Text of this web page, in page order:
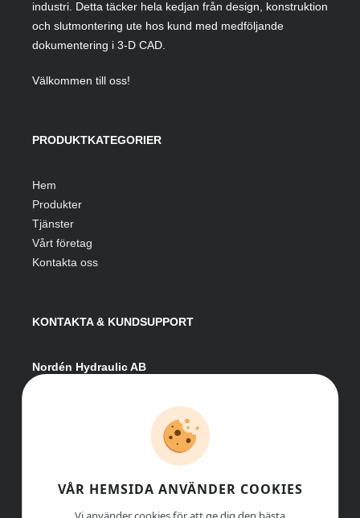
industri. Detta täcker hela kedjan från design, konstruktion
och slutmontering ute hos kund med medföljande
dokumentering i 3-D CAD.
Välkommen till oss!
PRODUKTKATEGORIER
Hem
Produkter
Tjänster
Vårt företag
Kontakta oss
KONTAKTA & KUNDSUPPORT
Nordén Hydraulic AB
info@nordenhydraulic.se
Org-nr: 556531-8424
VÅR HEMSIDA ANVÄNDER COOKIES